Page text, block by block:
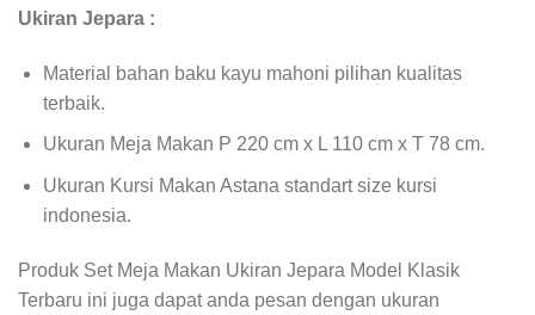
Ukiran Jepara :
Material bahan baku kayu mahoni pilihan kualitas
terbaik.
Ukuran Meja Makan P 220 cm x L 110 cm x T 78 cm.
Ukuran Kursi Makan Astana standart size kursi
indonesia.
Produk Set Meja Makan Ukiran Jepara Model Klasik
Terbaru ini juga dapat anda pesan dengan ukuran